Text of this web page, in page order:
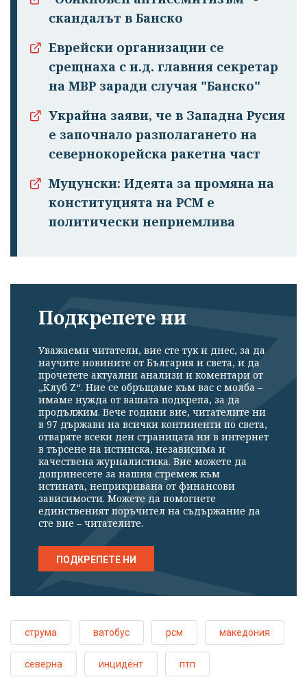
Успешно
профила си!
скандалът в Банско
Еврейски организации се
срещнаха с и.д. главния секретар
на МВР заради случая "Банско"
Украйна заяви, че в Западна Русия
е започнало разполагането на
севернокорейска ракетна част
Муцунски: Идеята за промяна на
конституцията на РСМ е
политически неприемлива
Подкрепете ни
Уважаеми читатели, вие сте тук и днес, за да
научите новините от България и света, и да
прочетете актуални анализи и коментари от
„Клуб Z“. Ние се обръщаме към вас с молба –
имаме нужда от вашата подкрепа, за да
продължим. Вече години вие, читателите ни
в 97 държави на всички континенти по света,
отваряте всеки ден страницата ни в интернет
в търсене на истинска, независима и
качествена журналистика. Вие можете да
допринесете за нашия стремеж към
истината, неприкривана от финансови
зависимости. Можете да помогнете
единственият поръчител на съдържание да
сте вие – читателите.
ПОДКРЕПЕТЕ НИ
струма ватобус рсм македония
северна инцидент птп